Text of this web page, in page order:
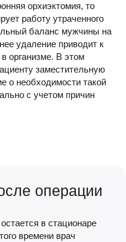
орхиэктомия, то
работу утраченного
баланс мужчины на
удаление приводит к
организме. В этом
заместительную
о необходимости такой
с учетом причин
операции
в стационаре
времени врач